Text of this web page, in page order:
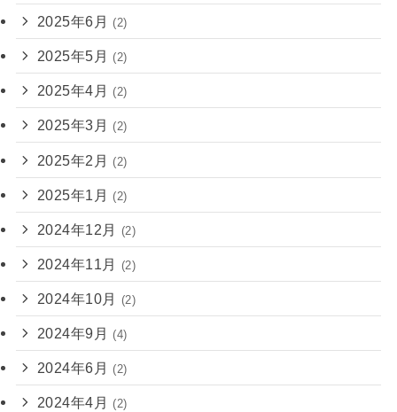
2025年6月 (2)
2025年5月 (2)
2025年4月 (2)
2025年3月 (2)
2025年2月 (2)
2025年1月 (2)
2024年12月 (2)
2024年11月 (2)
2024年10月 (2)
2024年9月 (4)
2024年6月 (2)
2024年4月 (2)